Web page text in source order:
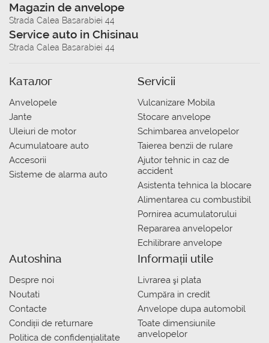
Magazin de anvelope
Strada Calea Basarabiei 44
Service auto in Chisinau
Strada Calea Basarabiei 44
Каталог
Anvelopele
Jante
Uleiuri de motor
Acumulatoare auto
Accesorii
Sisteme de alarma auto
Servicii
Vulcanizare Mobila
Stocare anvelope
Schimbarea anvelopelor
Taierea benzii de rulare
Ajutor tehnic in caz de
accident
Asistenta tehnica la blocare
Alimentarea cu combustibil
Pornirea acumulatorului
Repararea anvelopelor
Echilibrare anvelope
Autoshina
Despre noi
Noutati
Contacte
Condiții de returnare
Politica de confidențialitate
Informații utile
Livrarea şi plata
Сumpăra in credit
Anvelope dupa automobil
Toate dimensiunile
anvelopelor